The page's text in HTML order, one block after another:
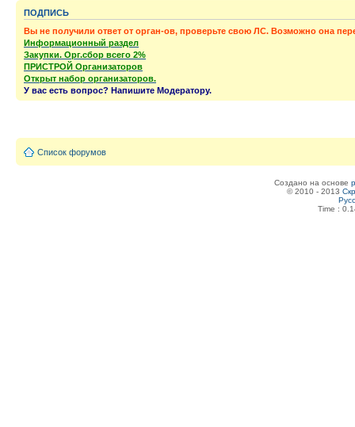
ПОДПИСЬ
Вы не получили ответ от орган-ов, проверьте свою ЛС. Возможно она
Информационный раздел
Закупки. Орг.сбор всего 2%
ПРИСТРОЙ Организаторов
Открыт набор организаторов.
У вас есть вопрос? Напишите Модератору.
Список форумов
Создано на основе
© 2010 - 2013
Time :